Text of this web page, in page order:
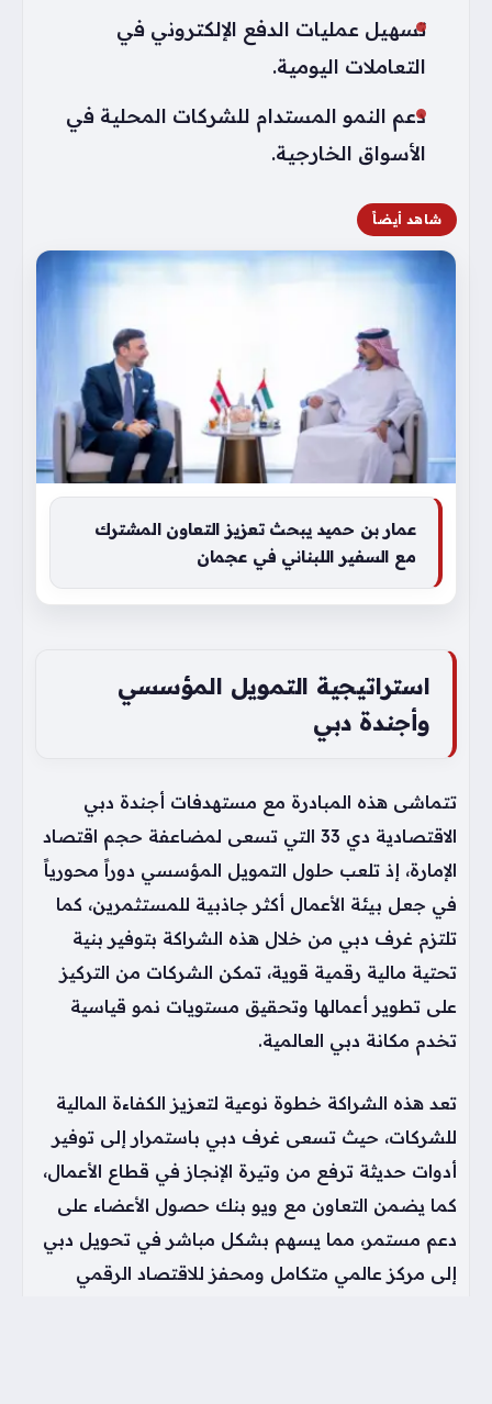
تسهيل عمليات الدفع الإلكتروني في
التعاملات اليومية.
دعم النمو المستدام للشركات المحلية في
الأسواق الخارجية.
شاهد أيضاً
عمار بن حميد يبحث تعزيز التعاون المشترك
مع السفير اللبناني في عجمان
استراتيجية التمويل المؤسسي
وأجندة دبي
تتماشى هذه المبادرة مع مستهدفات أجندة دبي
الاقتصادية دي 33 التي تسعى لمضاعفة حجم اقتصاد
الإمارة، إذ تلعب حلول التمويل المؤسسي دوراً محورياً
في جعل بيئة الأعمال أكثر جاذبية للمستثمرين، كما
تلتزم غرف دبي من خلال هذه الشراكة بتوفير بنية
تحتية مالية رقمية قوية، تمكن الشركات من التركيز
على تطوير أعمالها وتحقيق مستويات نمو قياسية
تخدم مكانة دبي العالمية.
تعد هذه الشراكة خطوة نوعية لتعزيز الكفاءة المالية
للشركات، حيث تسعى غرف دبي باستمرار إلى توفير
أدوات حديثة ترفع من وتيرة الإنجاز في قطاع الأعمال،
كما يضمن التعاون مع ويو بنك حصول الأعضاء على
دعم مستمر، مما يسهم بشكل مباشر في تحويل دبي
إلى مركز عالمي متكامل ومحفز للاقتصاد الرقمي